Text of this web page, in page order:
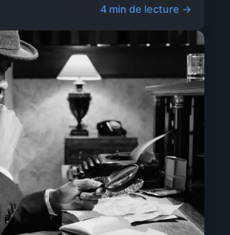
4 min de lecture →